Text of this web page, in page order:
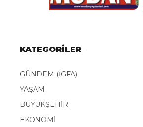
KATEGORİLER
GÜNDEM (İGFA)
YAŞAM
BÜYÜKŞEHİR
EKONOMİ